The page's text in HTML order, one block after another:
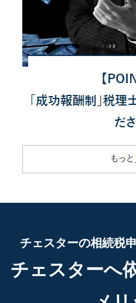
チェスターの相続税
チェスターへ